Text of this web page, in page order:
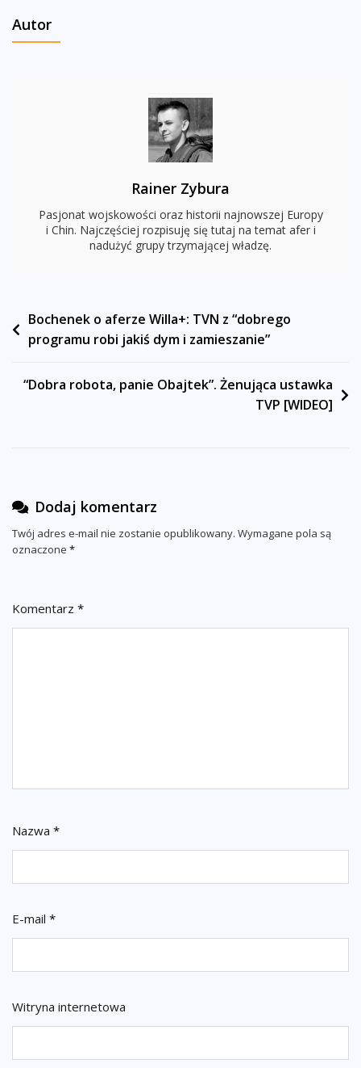
“Dzisiaj
Bym
Takiej
Decyzji
Nie
Autor
Rainer Zybura
Pasjonat wojskowości oraz historii najnowszej Europy
i Chin. Najczęściej rozpisuję się tutaj na temat afer i
nadużyć grupy trzymającej władzę.
Nawigacja
wpisu
Bochenek o aferze Willa+: TVN z “dobrego
programu robi jakiś dym i zamieszanie”
“Dobra robota, panie Obajtek”. Żenująca ustawka
TVP [WIDEO]
Dodaj komentarz
Twój adres e-mail nie zostanie opublikowany. Wymagane pola są
oznaczone *
Komentarz *
Nazwa *
E-mail *
Witryna internetowa